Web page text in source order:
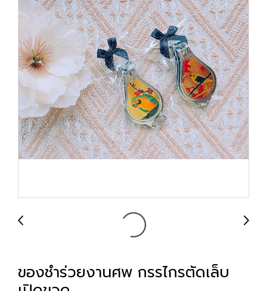
ของชำร่วยงานศพ กรรไกรตัดเล็บ